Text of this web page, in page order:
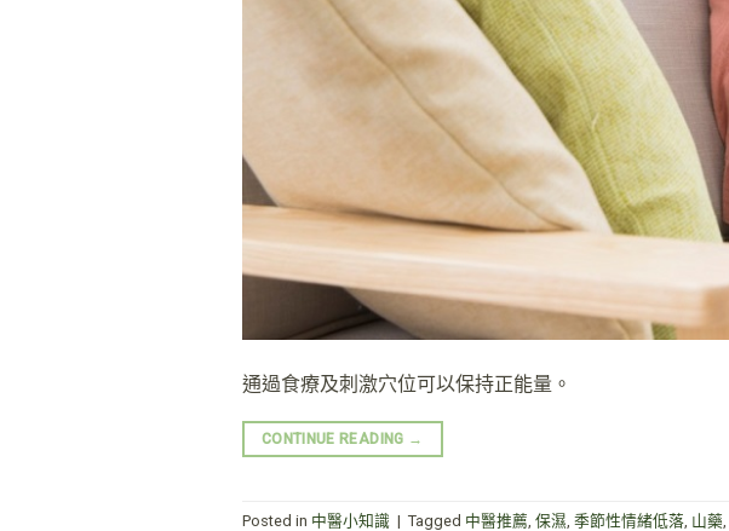
通過食療及刺激穴位可以保持正能量。
CONTINUE READING →
Posted in 中醫小知識 | Tagged 中醫推薦 保濕 季節性情緒低落, 山藥